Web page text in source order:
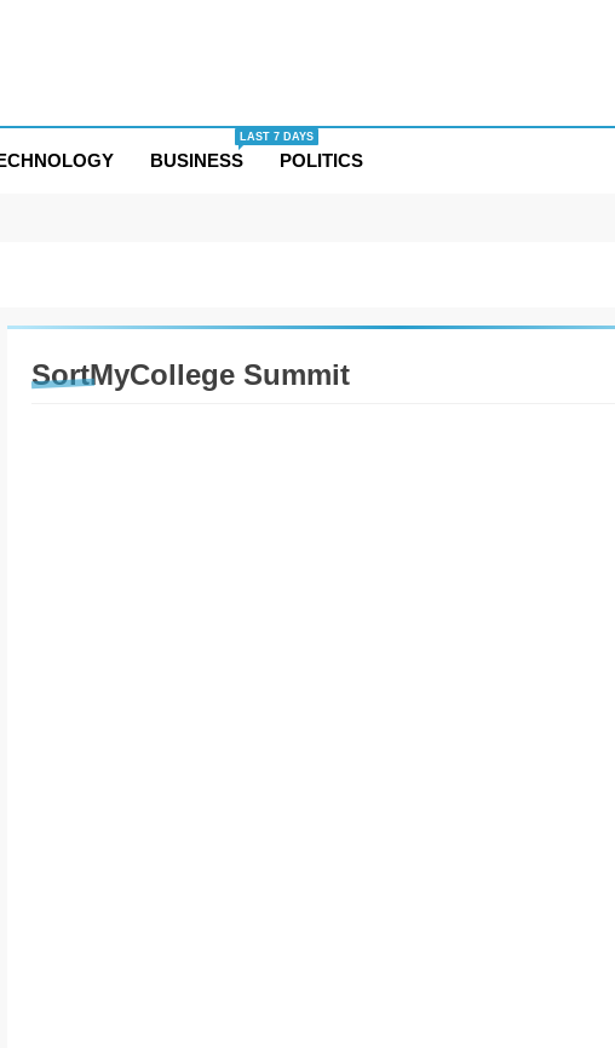
BUSINESS
LAST 7 DAYS
POLITICS
SortMyCollege Summit